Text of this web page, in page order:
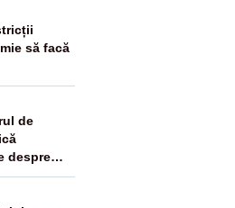
să facă
de
despre